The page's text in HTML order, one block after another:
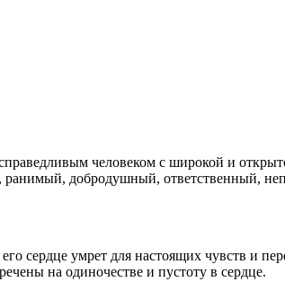
человеком с широкой и
добродушный, ответственный,
сердце умрет для настоящих чувств и
на одиночестве и пустоту в сердце.